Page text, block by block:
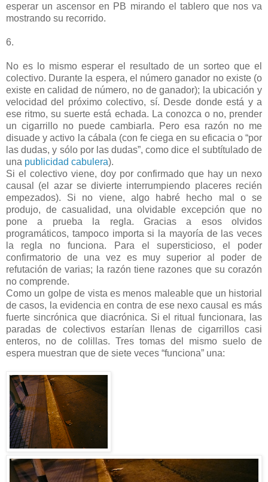
esperar un ascensor en PB mirando el tablero que nos va
mostrando su recorrido.
6.
No es lo mismo esperar el resultado de un sorteo que el
colectivo. Durante la espera, el número ganador no existe (o
existe en calidad de número, no de ganador); la ubicación y
velocidad del próximo colectivo, sí. Desde donde está y a
ese ritmo, su suerte está echada. La conozca o no, prender
un cigarrillo no puede cambiarla. Pero esa razón no me
disuade y activo la cábala (con fe ciega en su eficacia o “por
las dudas, y sólo por las dudas”, como dice el subtítulado de
una publicidad cabulera).
Si el colectivo viene, doy por confirmado que hay un nexo
causal (el azar se divierte interrumpiendo placeres recién
empezados). Si no viene, algo habré hecho mal o se
produjo, de casualidad, una olvidable excepción que no
pone a prueba la regla. Gracias a esos olvidos
programáticos, tampoco importa si la mayoría de las veces
la regla no funciona. Para el supersticioso, el poder
confirmatorio de una vez es muy superior al poder de
refutación de varias; la razón tiene razones que su corazón
no comprende.
Como un golpe de vista es menos maleable que un historial
de casos, la evidencia en contra de ese nexo causal es más
fuerte sincrónica que diacrónica. Si el ritual funcionara, las
paradas de colectivos estarían llenas de cigarrillos casi
enteros, no de colillas. Tres tomas del mismo suelo de
espera muestran que de siete veces “funciona” una: